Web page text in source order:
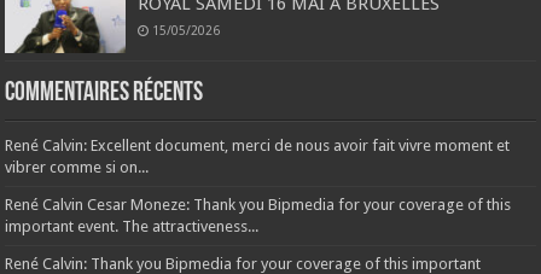
15/05/2026
Commentaires récents
René Calvin: Excellent document, merci de nous avoir fait vivre moment et
vibrer comme si on...
René Calvin Cesar Moneze: Thank you Bipmedia for your coverage of this
important event. The attractiveness...
René Calvin: Thank you Bipmedia for your coverage of this important